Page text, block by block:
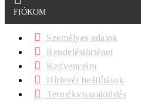
FIÓKOM
Személyes adatok
Rendeléstörténet
Kedvenceim
Hírlevél beállítások
Termékvisszaküldés